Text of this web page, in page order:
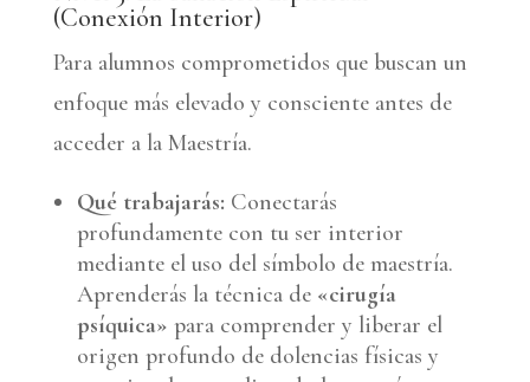
(Conexión Interior)
Para alumnos comprometidos que buscan un
enfoque más elevado y consciente antes de
acceder a la Maestría.
Qué trabajarás: Conectarás
profundamente con tu ser interior
mediante el uso del símbolo de maestría.
Aprenderás la técnica de «cirugía
psíquica» para comprender y liberar el
origen profundo de dolencias físicas y